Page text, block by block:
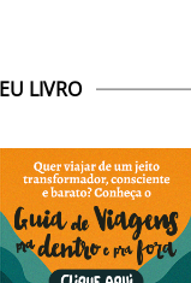
LIVRO